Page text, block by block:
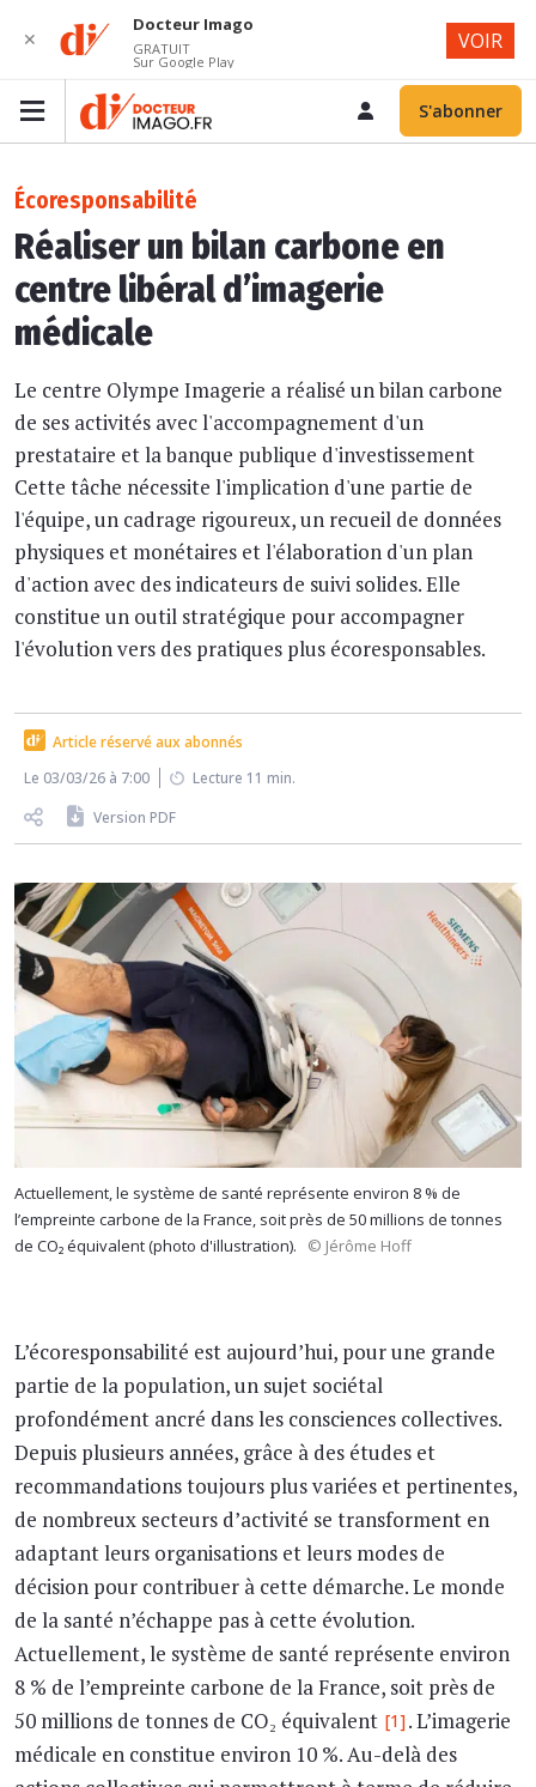
S'abonner
Écoresponsabilité
Réaliser un bilan carbone en
centre libéral d’imagerie
médicale
Le centre Olympe Imagerie a réalisé un bilan carbone
de ses activités avec l'accompagnement d'un
prestataire et la banque publique d'investissement
Cette tâche nécessite l'implication d'une partie de
l'équipe, un cadrage rigoureux, un recueil de données
physiques et monétaires et l'élaboration d'un plan
d'action avec des indicateurs de suivi solides. Elle
constitue un outil stratégique pour accompagner
l'évolution vers des pratiques plus écoresponsables.
Article réservé aux abonnés
Le 03/03/26 à 7:00
Lecture 11 min.
Version PDF
Actuellement, le système de santé représente environ 8 % de
l’empreinte carbone de la France, soit près de 50 millions de tonnes
de CO₂ équivalent (photo d'illustration).
© Jérôme Hoff
L’écoresponsabilité est aujourd’hui, pour une grande
partie de la population, un sujet sociétal
profondément ancré dans les consciences collectives.
Depuis plusieurs années, grâce à des études et
recommandations toujours plus variées et pertinentes,
de nombreux secteurs d’activité se transforment en
adaptant leurs organisations et leurs modes de
décision pour contribuer à cette démarche. Le monde
de la santé n’échappe pas à cette évolution.
Actuellement, le système de santé représente environ
8 % de l’empreinte carbone de la France, soit près de
50 millions de tonnes de CO₂ équivalent [1]. L’imagerie
médicale en constitue environ 10 %. Au-delà des
✕
Docteur Imago
GRATUIT
Sur Google Play
VOIR